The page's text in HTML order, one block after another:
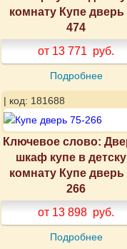
комнату Купе дверь
474
от 13 771 руб.
Подробнее
| код: 181688
Ключевое слово:
шкаф купе в
комнату Купе дверь
266
от 13 898 руб.
Подробнее